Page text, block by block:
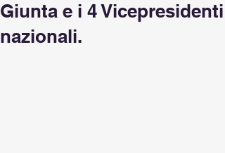
Giunta e i 4 Vicepresidenti
nazionali.